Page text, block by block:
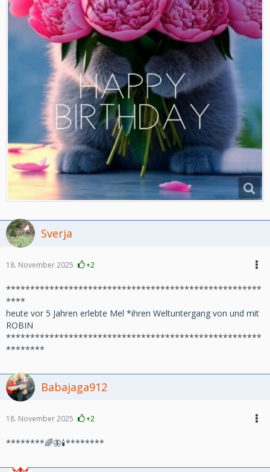
Sverja
18. November 2025 +2
*****************************************************
****
heute vor 5 Jahren erlebte Mel *ihren Weltuntergang von und mit
ROBIN
*****************************************************
********
Babajaga912
18. November 2025 +2
********🌈🦋🕯********